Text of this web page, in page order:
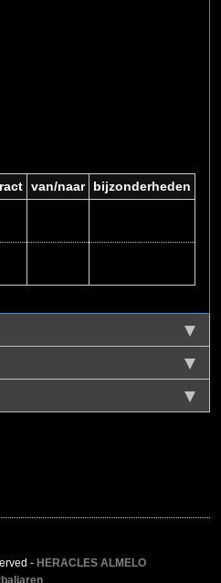
van/naar
bijzonderheden
- HERACLES ALMELO